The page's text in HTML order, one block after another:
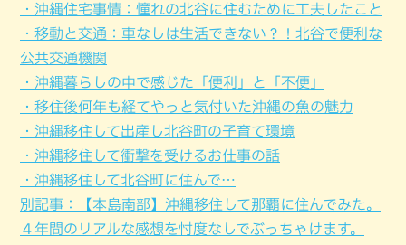
・沖縄住宅事情：憧れの北谷に住むために工夫したこと
・移動と交通：車なしは生活できない？！北谷で便利な
公共交通機関
・沖縄暮らしの中で感じた「便利」と「不便」
・移住後何年も経てやっと気付いた沖縄の魚の魅力
・沖縄移住して出産し北谷町の子育て環境
・沖縄移住して衝撃を受けるお仕事の話
・沖縄移住して北谷町に住んで…
別記事：【本島南部】沖縄移住して那覇に住んでみた。
４年間のリアルな感想を忖度なしでぶっちゃけます。